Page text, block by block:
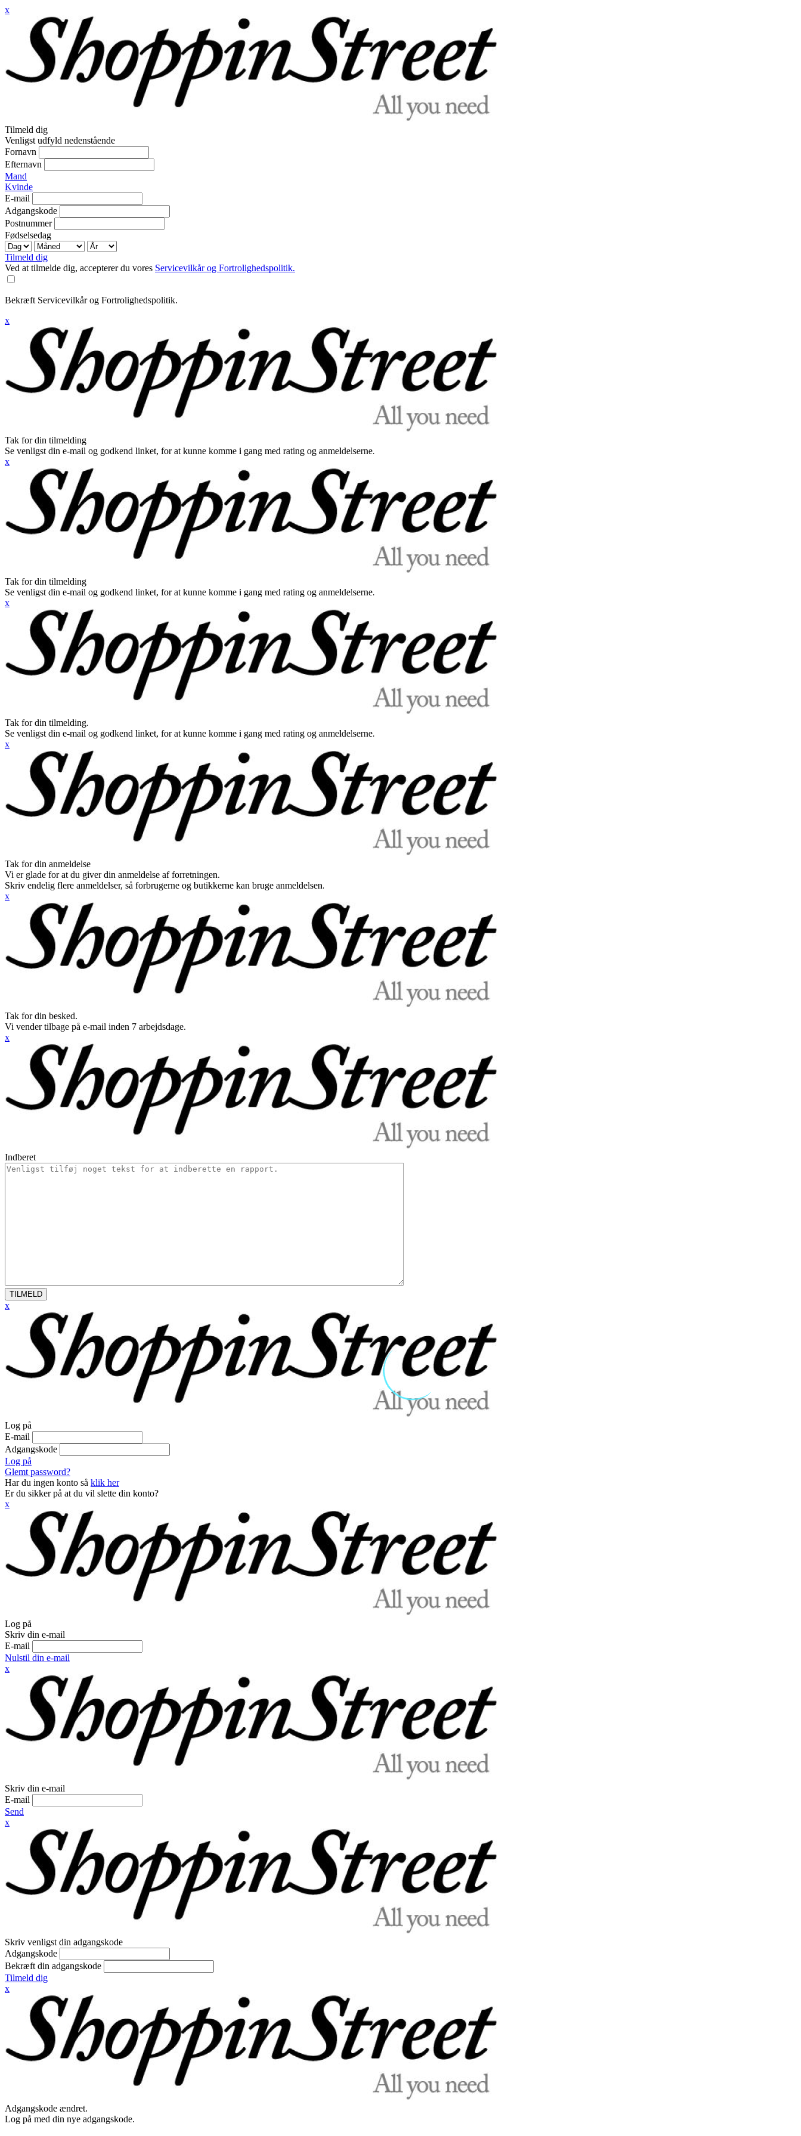
x
Tilmeld dig
Venligst udfyld nedenstående
Fornavn
Efternavn
Mand
Kvinde
E-mail
Adgangskode
Postnummer
Fødselsedag
Tilmeld dig
Ved at tilmelde dig, accepterer du vores Servicevilkår og Fortrolighedspolitik.
Bekræft Servicevilkår og Fortrolighedspolitik.
x
Tak for din tilmelding
Se venligst din e-mail og godkend linket, for at kunne komme i gang med rating og anmeldelserne.
x
Tak for din tilmelding
Se venligst din e-mail og godkend linket, for at kunne komme i gang med rating og anmeldelserne.
x
Tak for din tilmelding.
Se venligst din e-mail og godkend linket, for at kunne komme i gang med rating og anmeldelserne.
x
Tak for din anmeldelse
Vi er glade for at du giver din anmeldelse af forretningen.
Skriv endelig flere anmeldelser, så forbrugerne og butikkerne kan bruge anmeldelsen.
x
Tak for din besked.
Vi vender tilbage på e-mail inden 7 arbejdsdage.
x
Indberet
TILMELD
x
Log på
E-mail
Adgangskode
Log på
Glemt password?
Har du ingen konto så klik her
Er du sikker på at du vil slette din konto?
x
Log på
Skriv din e-mail
E-mail
Nulstil din e-mail
x
Skriv din e-mail
E-mail
Send
x
Skriv venligst din adgangskode
Adgangskode
Bekræft din adgangskode
Tilmeld dig
x
Adgangskode ændret.
Log på med din nye adgangskode.